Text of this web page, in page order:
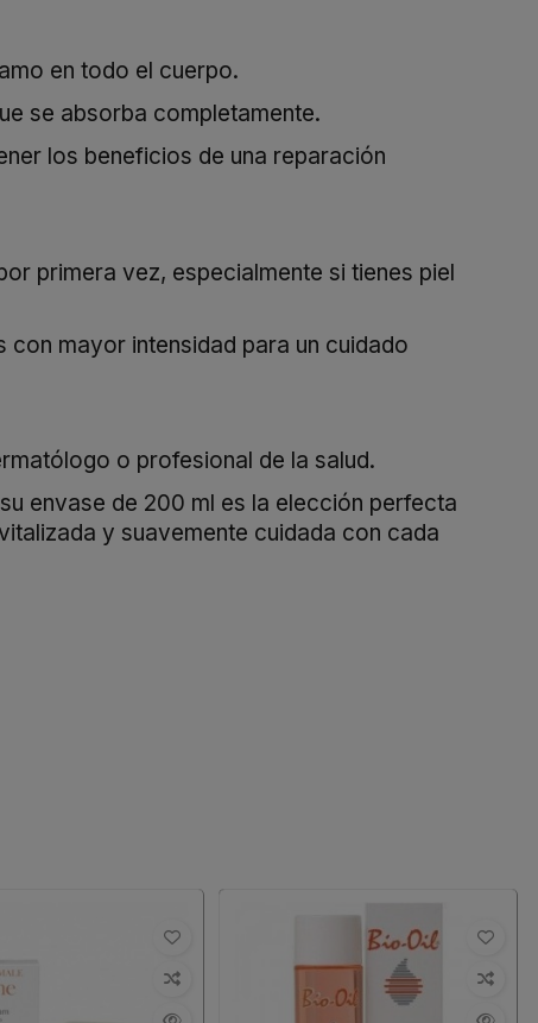
en todo el cuerpo.
se absorba completamente.
los beneficios de una reparación
primera vez, especialmente si tienes piel
mayor intensidad para un cuidado
o profesional de la salud.
envase de 200 ml es la elección perfecta
y suavemente cuidada con cada